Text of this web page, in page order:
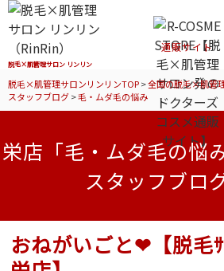
脱毛×肌管理サロン リンリン
通販サイト
脱毛×肌管理サロンリンリンTOP>全国の脱毛×肌管
スタッフブログ>毛・ムダ毛の悩み
栄店「毛・ムダ毛の悩
スタッフブロ
おねがいごと❤【脱毛